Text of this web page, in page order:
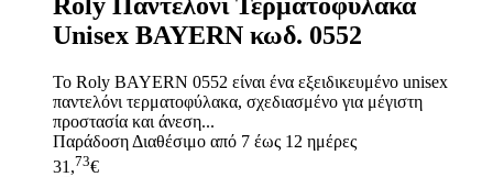
Roly Παντελόνι Τερματοφύλακα
Unisex BAYERN κωδ. 0552
Το Roly BAYERN 0552 είναι ένα εξειδικευμένο unisex
παντελόνι τερματοφύλακα, σχεδιασμένο για μέγιστη
προστασία και άνεση...
Παράδοση Διαθέσιμο από 7 έως 12 ημέρες
31,73€